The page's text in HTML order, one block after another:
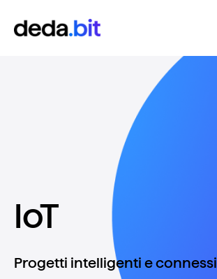
IoT
Progetti intelligenti e connessi